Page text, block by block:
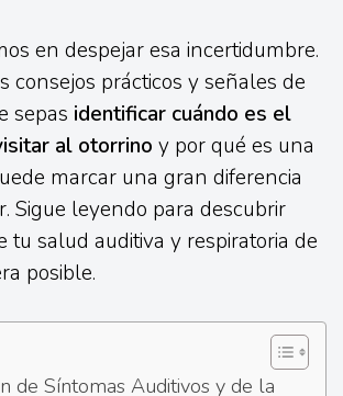
en despejar esa incertidumbre.
consejos prácticos y señales de
sepas identificar cuándo es el
al otorrino y por qué es una
marcar una gran diferencia
Sigue leyendo para descubrir
tu salud auditiva y respiratoria de
posible.
de Síntomas Auditivos y de la